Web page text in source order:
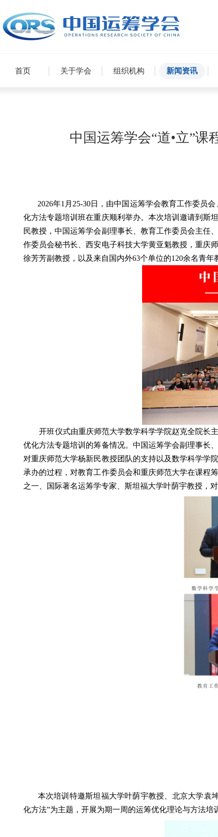
首页 关于学会 组织机构 新闻资讯
中国运筹学会“道•立”
2026年1月25-30日，由中国运筹学会教育工作委员
化方法专题培训班在重庆顺利举办。本次培训邀请到斯
民教授，中国运筹学会副理事长、教育工作委员会主任
作委员会秘书长、西安电子科技大学黄亚魁教授，重庆
徐芳芳副教授，以及来自国内外63个单位的120余名青
开班仪式由重庆师范大学数学科学学院赵克全院长主
优化方法专题培训的筹备情况。中国运筹学会副理事长
对重庆师范大学杨新民教授团队的支持以及数学科学学
承办的过程，对教育工作委员会和重庆师范大学在课程
之一、国际著名运筹学专家、斯坦福大学叶荫宇教授，
本次培训特邀斯坦福大学叶荫宇教授、北京大学袁坤教
化方法”为主题，开展为期一周的运筹优化理论与方法培